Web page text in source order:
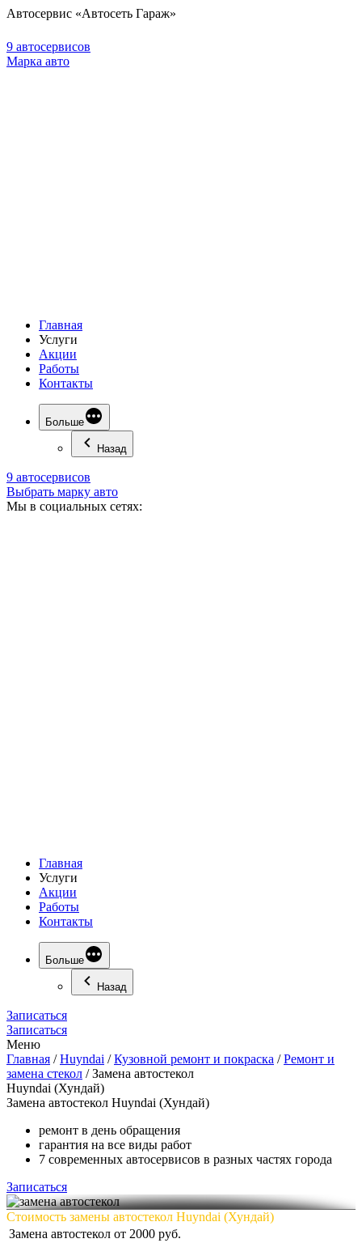
Автосервис «Автосеть Гараж»
9 автосервисов
Марка авто
Главная
Услуги
Акции
Работы
Контакты
Больше
Назад
9 автосервисов
Выбрать марку авто
Мы в социальных сетях:
Главная
Услуги
Акции
Работы
Контакты
Больше
Назад
Записаться
Записаться
Меню
Главная /Huyndai /Кузовной ремонт и покраска /Ремонт и
замена стекол /Замена автостекол
Huyndai (Хундай)
Замена автостекол Huyndai (Хундай)
ремонт в день обращения
гарантия на все виды работ
7 современных автосервисов в разных частях города
Записаться
Стоимость замены автостекол Huyndai (Хундай)
Замена автостекол от 2000 руб.